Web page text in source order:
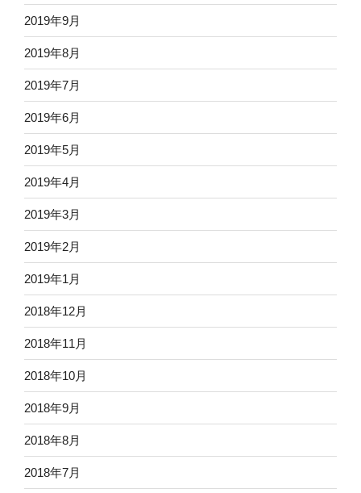
2019年9月
2019年8月
2019年7月
2019年6月
2019年5月
2019年4月
2019年3月
2019年2月
2019年1月
2018年12月
2018年11月
2018年10月
2018年9月
2018年8月
2018年7月